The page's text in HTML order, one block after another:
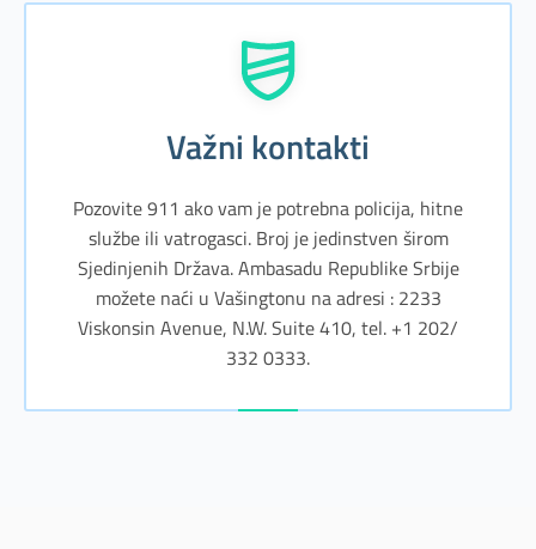
Važni kontakti
Pozovite 911 ako vam je potrebna policija, hitne
službe ili vatrogasci. Broj je jedinstven širom
Sjedinjenih Država. Ambasadu Republike Srbije
možete naći u Vašingtonu na adresi : 2233
Viskonsin Avenue, N.W. Suite 410, tel. +1 202/
332 0333.